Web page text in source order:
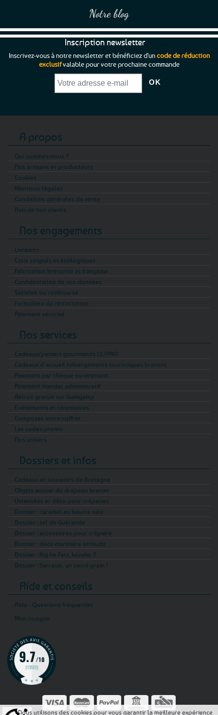
Notre blog
Inscription newsletter
Inscrivez-vous à notre newsletter et bénéficiez d'uncode de réduction
exclusifvalable pour votre prochaine commande
A propos
Qui sommes-nous ?
Nos artisans et producteurs
Cookies
Mentions légales
Conditions générales de vente
Avis de nos clients
Nos engagements
Livraison
Colis soignés et écologiques
Fabrication bretonne et française
Confidentialité de vos données
Satisfait ou remboursé
Formulaire de rétractation
Paiement sécurisé
Nos services
Cadeaux/paniers gourmands CE/PRO
Cadeaux d’accueil hébergements touristiques bretons
Paiement par chèque ou virement
Paiement mandat administratif
Retrait gratuit sur Guingamp
Evénements et cérémonies
Composez votre coffret
Les codes promo
Nos univers
Dossiers et infos
Cadeaux et souvenirs de Bretagne
Objets autour du drapeau breton
Ustensiles et déco pour crêperies
Dossier : caramel au beurre salé
Dossier : sel de Guérande
Dossier : accessoires pour crêpière
Dossier : déco marinière attitude
Dossier : Kig ha Farz, kézako ?
Dossier : Sarrasin, un sacré grain !
Aide et conseils
Aide - Questions fréquentes
Mon compte
Nous utilisons des cookies pour vous garantir la meilleure expérience